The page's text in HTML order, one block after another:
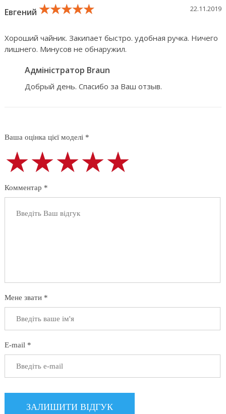
Евгений ★★★★★
★★★★★
★★★★★ 22.11.2019
Хороший чайник. Закипает быстро. удобная ручка. Ничего
лишнего. Минусов не обнаружил.
Адміністратор Braun
Добрый день. Спасибо за Ваш отзыв.
Ваша оцінка цієї моделі *
★★★★★
★★★★★
★★★★★
Комментар *
Мене звати *
E-mail *